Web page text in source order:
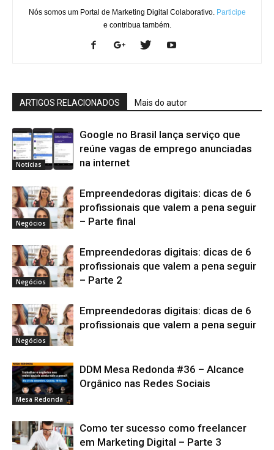
Nós somos um Portal de Marketing Digital Colaborativo. Participe
e contribua também.
ARTIGOS RELACIONADOS Mais do autor
Notícias
Google no Brasil lança serviço que
reúne vagas de emprego anunciadas
na internet
Negócios
Empreendedoras digitais: dicas de 6
profissionais que valem a pena seguir
– Parte final
Negócios
Empreendedoras digitais: dicas de 6
profissionais que valem a pena seguir
– Parte 2
Negócios
Empreendedoras digitais: dicas de 6
profissionais que valem a pena seguir
Mesa Redonda
DDM Mesa Redonda #36 – Alcance
Orgânico nas Redes Sociais
Como ter sucesso como freelancer
em Marketing Digital – Parte 3